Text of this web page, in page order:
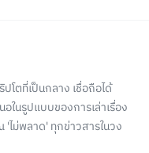
โตที่เป็นกลาง เชื่อถือได้
ในรูปแบบของการเล่าเรื่อง
'ไม่พลาด' ทุกข่าวสารในวง